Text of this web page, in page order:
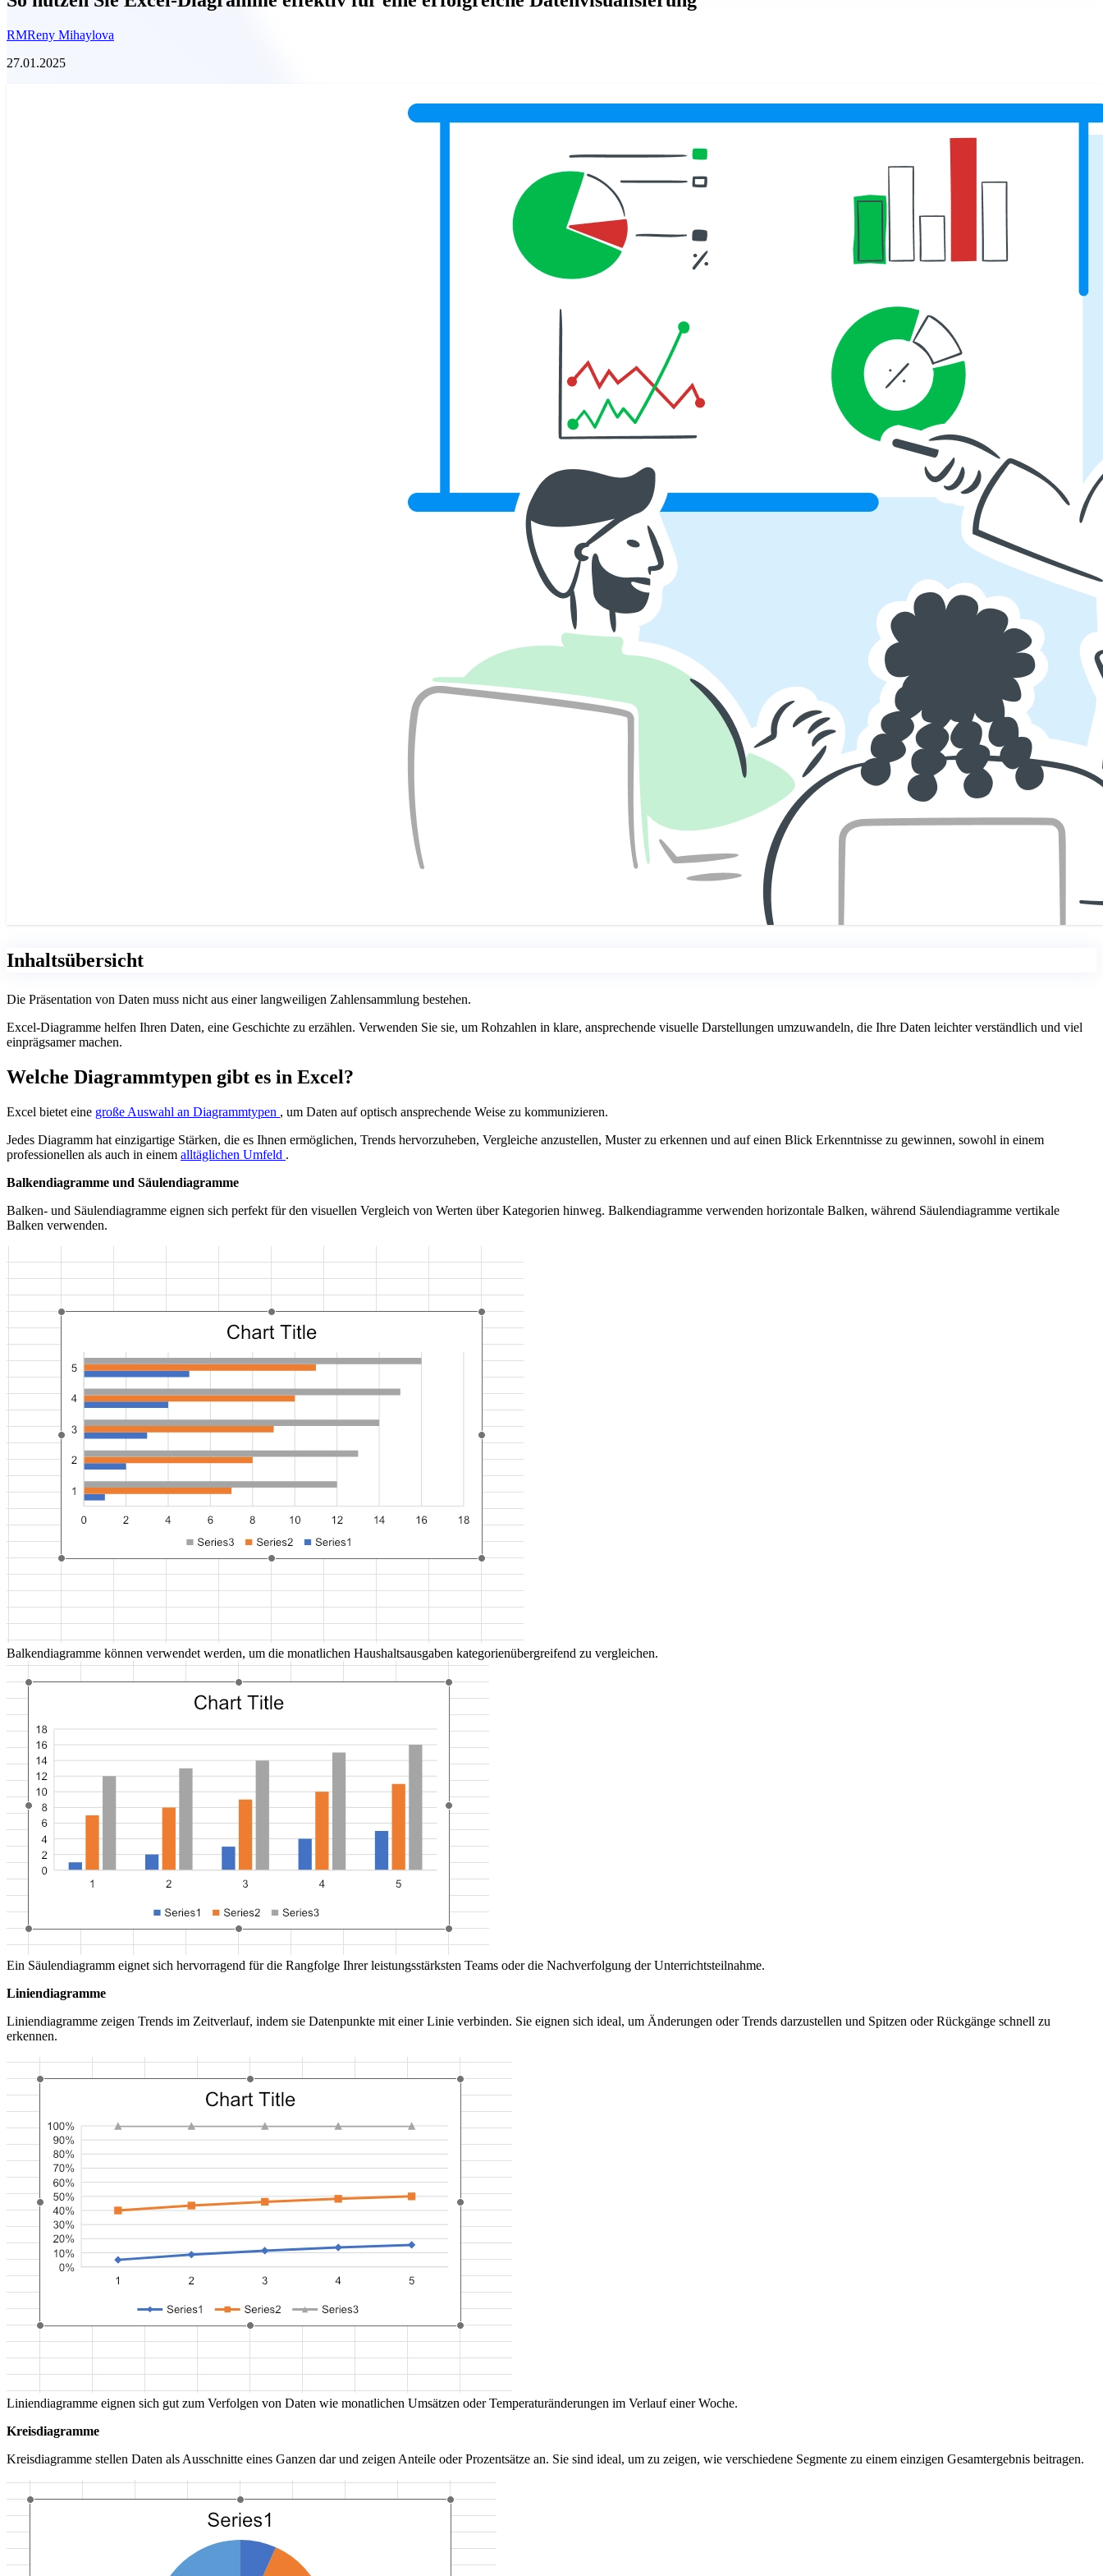
RMReny Mihaylova
27.01.2025
Inhaltsübersicht
Die Präsentation von Daten muss nicht aus einer langweiligen Zahlensammlung bestehen.
Excel-Diagramme helfen Ihren Daten, eine Geschichte zu erzählen. Verwenden Sie sie, um Rohzahlen in klare, ansprechende visuelle Darstellungen umzuwandeln, die Ihre Daten leichter verständlich und viel
einprägsamer machen.
Welche Diagrammtypen gibt es in Excel?
Excel bietet eine große Auswahl an Diagrammtypen , um Daten auf optisch ansprechende Weise zu kommunizieren.
Jedes Diagramm hat einzigartige Stärken, die es Ihnen ermöglichen, Trends hervorzuheben, Vergleiche anzustellen, Muster zu erkennen und auf einen Blick Erkenntnisse zu gewinnen, sowohl in einem
professionellen als auch in einem alltäglichen Umfeld .
Balkendiagramme und Säulendiagramme
Balken- und Säulendiagramme eignen sich perfekt für den visuellen Vergleich von Werten über Kategorien hinweg. Balkendiagramme verwenden horizontale Balken, während Säulendiagramme vertikale
Balken verwenden.
Balkendiagramme können verwendet werden, um die monatlichen Haushaltsausgaben kategorienübergreifend zu vergleichen.
Ein Säulendiagramm eignet sich hervorragend für die Rangfolge Ihrer leistungsstärksten Teams oder die Nachverfolgung der Unterrichtsteilnahme.
Liniendiagramme
Liniendiagramme zeigen Trends im Zeitverlauf, indem sie Datenpunkte mit einer Linie verbinden. Sie eignen sich ideal, um Änderungen oder Trends darzustellen und Spitzen oder Rückgänge schnell zu
erkennen.
Liniendiagramme eignen sich gut zum Verfolgen von Daten wie monatlichen Umsätzen oder Temperaturänderungen im Verlauf einer Woche.
Kreisdiagramme
Kreisdiagramme stellen Daten als Ausschnitte eines Ganzen dar und zeigen Anteile oder Prozentsätze an. Sie sind ideal, um zu zeigen, wie verschiedene Segmente zu einem einzigen Gesamtergebnis beitragen.